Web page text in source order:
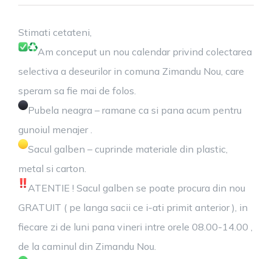
Program
Stimati cetateni,
Am conceput un nou calendar privind colectarea
selectiva a deseurilor in comuna Zimandu Nou, care
speram sa fie mai de folos.
Pubela neagra – ramane ca si pana acum pentru
gunoiul menajer .
Sacul galben – cuprinde materiale din plastic,
metal si carton.
ATENTIE ! Sacul galben se poate procura din nou
GRATUIT ( pe langa sacii ce i-ati primit anterior ), in
fiecare zi de luni pana vineri intre orele 08.00-14.00 ,
de la caminul din Zimandu Nou.